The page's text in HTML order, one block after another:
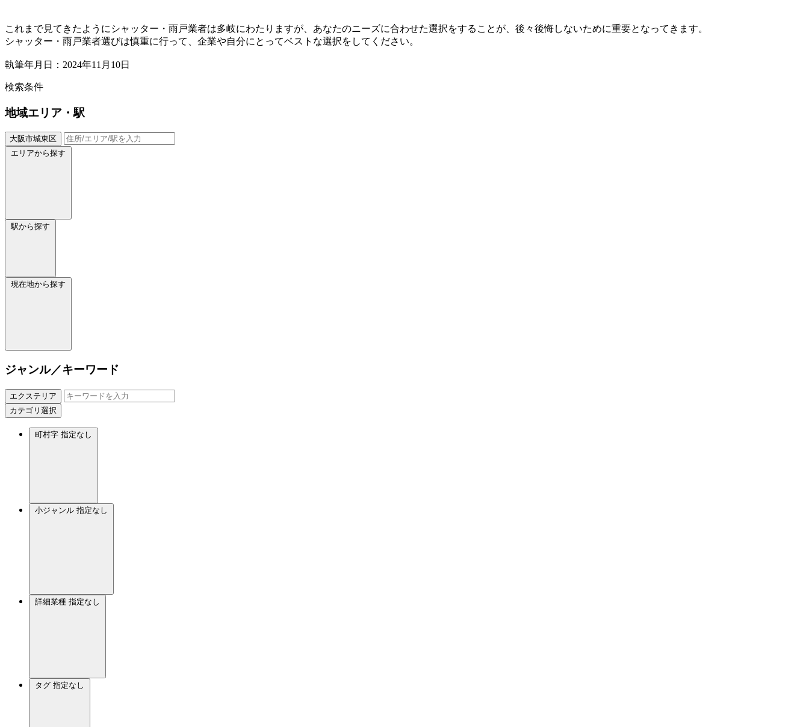
これまで見てきたようにシャッター・雨戸業者は多岐にわたりますが、あなたのニーズに合わせた選択をすることが、後々後悔しないために重要となってきます。
シャッター・雨戸業者選びは慎重に行って、企業や自分にとってベストな選択をしてください。
執筆年月日：2024年11月10日
検索条件
地域エリア・駅
大阪市城東区
エリアから探す
駅から探す
現在地から探す
ジャンル／キーワード
エクステリア
カテゴリ選択
町村字 指定なし
小ジャンル 指定なし
詳細業種 指定なし
タグ 指定なし